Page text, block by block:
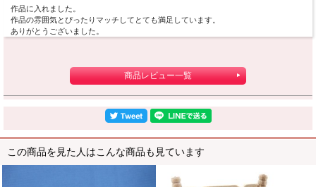
作品に入れました。
作品の雰囲気とぴったりマッチしてとても満足しています。
ありがとうございました。
商品レビュー一覧
この商品を見た人はこんな商品も見ています